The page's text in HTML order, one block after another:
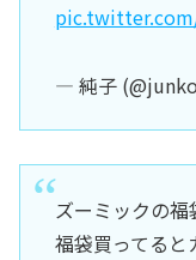
— 純子
ズーミックの福
福袋買ってると